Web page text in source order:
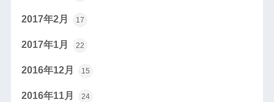
2017年2月 17
2017年1月 22
2016年12月 15
2016年11月 24